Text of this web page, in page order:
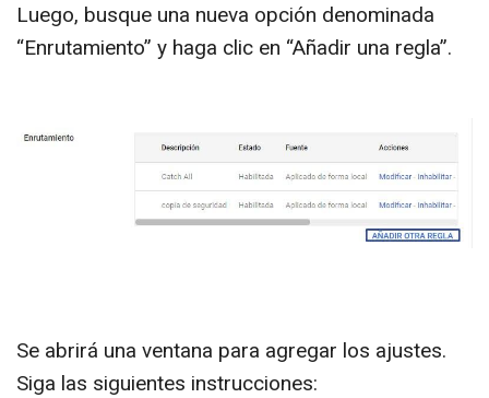
Luego, busque una nueva opción denominada
“Enrutamiento” y haga clic en “Añadir una regla”.
Se abrirá una ventana para agregar los ajustes.
Siga las siguientes instrucciones: